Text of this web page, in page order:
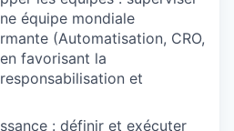
équipe mondiale
(Automatisation, CRO,
favorisant la
et
: définir et exécuter